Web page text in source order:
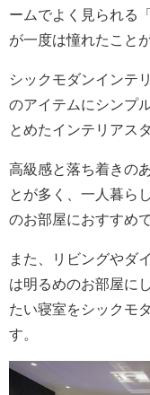
ームでよく見られる
が一度は憧れたこと
シックモダンインテ
のアイテムにシンプ
とめたインテリアス
高級感と落ち着きの
とが多く、一人暮ら
のお部屋におすすめで
また、リビングやダ
は明るめのお部屋に
たい寝室をシックモ
す。